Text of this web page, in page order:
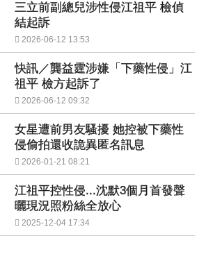
三立前副總兒涉性侵江祖平 檢偵
結起訴
2026-06-12 13:53
快訊／龔益霆涉嫌「下藥性侵」江
祖平 檢方起訴了
2026-06-12 09:32
女星遭前男友騷擾 她控被下藥性
侵偷拍還收詭異匿名訊息
2026-01-21 08:21
江祖平控性侵...沈默3個月首發聲
曬現況照粉絲全放心
2025-12-04 17:34